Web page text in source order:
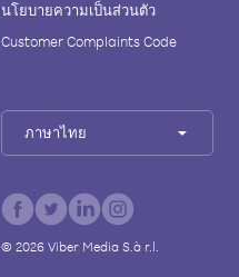
นโยบายความเป็นส่วนตัว
Customer Complaints Code
ภาษาไทย
© 2026Viber Media S.à r.l.